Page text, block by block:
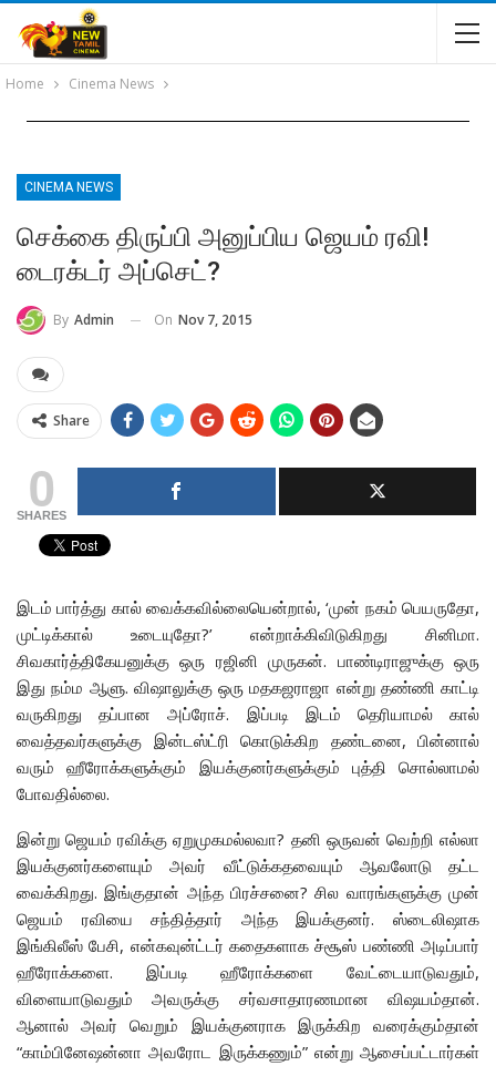
Home Cinema News
CINEMA NEWS
செக்கை திருப்பி அனுப்பிய ஜெயம் ரவி!
டைரக்டர் அப்செட்?
By Admin On Nov 7, 2015
Share
0
SHARES
இடம் பார்த்து கால் வைக்கவில்லையென்றால், ‘முன் நகம் பெயருதோ,
முட்டிக்கால் உடையுதோ?’ என்றாக்கிவிடுகிறது சினிமா.
சிவகார்த்திகேயனுக்கு ஒரு ரஜினி முருகன். பாண்டிராஜுக்கு ஒரு
இது நம்ம ஆளு. விஷாலுக்கு ஒரு மதகஜராஜா என்று தண்ணி காட்டி
வருகிறது தப்பான அப்ரோச். இப்படி இடம் தெரியாமல் கால்
வைத்தவர்களுக்கு இன்டஸ்ட்ரி கொடுக்கிற தண்டனை, பின்னால்
வரும் ஹீரோக்களுக்கும் இயக்குனர்களுக்கும் புத்தி சொல்லாமல்
போவதில்லை.
இன்று ஜெயம் ரவிக்கு ஏறுமுகமல்லவா? தனி ஒருவன் வெற்றி எல்லா
இயக்குனர்களையும் அவர் வீட்டுக்கதவையும் ஆவலோடு தட்ட
வைக்கிறது. இங்குதான் அந்த பிரச்சனை? சில வாரங்களுக்கு முன்
ஜெயம் ரவியை சந்தித்தார் அந்த இயக்குனர். ஸ்டைலிஷாக
இங்கிலீஸ் பேசி, என்கவுன்ட்டர் கதைகளாக ச்சூஸ் பண்ணி அடிப்பார்
ஹீரோக்களை. இப்படி ஹீரோக்களை வேட்டையாடுவதும்,
விளையாடுவதும் அவருக்கு சர்வசாதாரணமான விஷயம்தான்.
ஆனால் அவர் வெறும் இயக்குனராக இருக்கிற வரைக்கும்தான்
“காம்பினேஷன்னா அவரோட இருக்கணும்” என்று ஆசைப்பட்டார்கள்